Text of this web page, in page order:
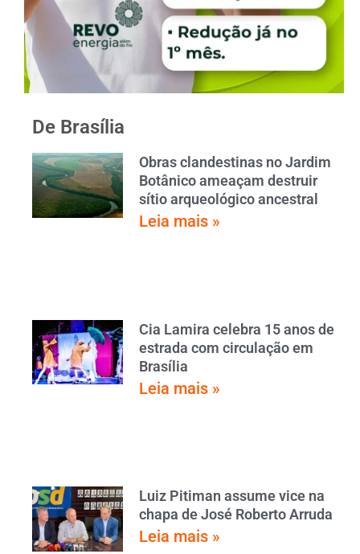
De Brasília
Obras clandestinas no Jardim
Botânico ameaçam destruir
sítio arqueológico ancestral
Leia mais »
Cia Lamira celebra 15 anos de
estrada com circulação em
Brasília
Leia mais »
Luiz Pitiman assume vice na
chapa de José Roberto Arruda
Leia mais »